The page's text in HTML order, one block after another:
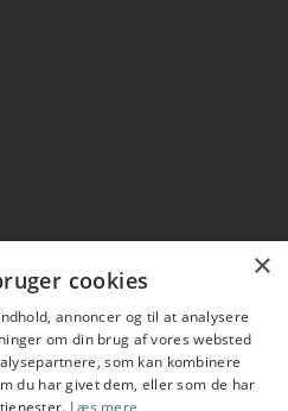
×
cookies
annoncer og til at analysere
om din brug af vores websted
som kan kombinere
du har givet dem, eller som de har
Læs mere